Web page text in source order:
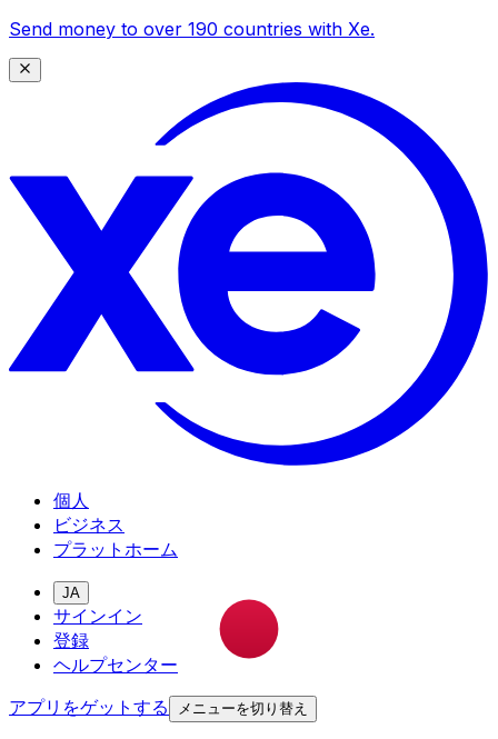
Send money to over 190 countries with Xe.
個人
ビジネス
プラットホーム
JA
サインイン
登録
ヘルプセンター
アプリをゲットする
メニューを切り替え